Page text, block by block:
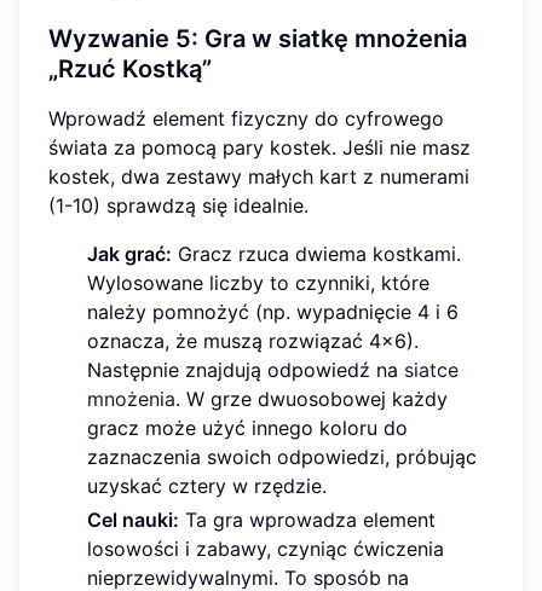
Wyzwanie 5: Gra w siatkę mnożenia
„Rzuć Kostką”
Wprowadź element fizyczny do cyfrowego
świata za pomocą pary kostek. Jeśli nie masz
kostek, dwa zestawy małych kart z numerami
(1-10) sprawdzą się idealnie.
Jak grać: Gracz rzuca dwiema kostkami.
Wylosowane liczby to czynniki, które
należy pomnożyć (np. wypadnięcie 4 i 6
oznacza, że muszą rozwiązać 4x6).
Następnie znajdują odpowiedź na siatce
mnożenia. W grze dwuosobowej każdy
gracz może użyć innego koloru do
zaznaczenia swoich odpowiedzi, próbując
uzyskać cztery w rzędzie.
Cel nauki: Ta gra wprowadza element
losowości i zabawy, czyniąc ćwiczenia
nieprzewidywalnymi. To sposób na